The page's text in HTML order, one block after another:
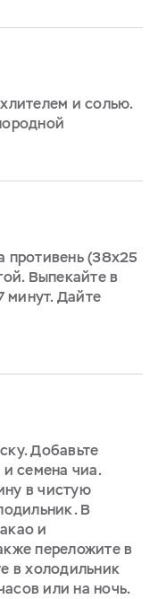
и солью.
противень (38х25
Выпекайте в
минут. Дайте
Добавьте
семена чиа.
в чистую
В
и
переложите в
в холодильник
или на ночь.